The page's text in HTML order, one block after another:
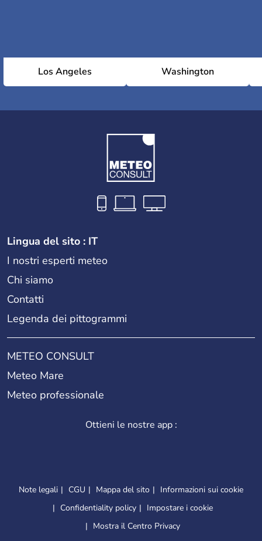
Los Angeles Washington
Lingua del sito : IT
I nostri esperti meteo
Chi siamo
Contatti
Legenda dei pittogrammi
METEO CONSULT
Meteo Mare
Meteo professionale
Ottieni le nostre app :
Note legali CGU Mappa del sito
Informazioni sui cookie
Confidentiality policy
Impostare i cookie
Mostra il Centro Privacy